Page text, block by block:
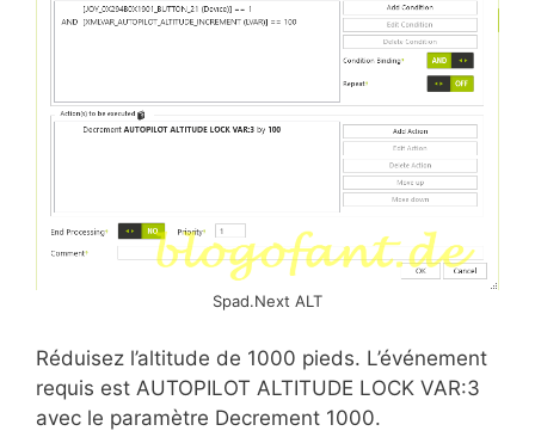
Spad.Next ALT
Réduisez l’altitude de 1000 pieds. L’événement
requis est AUTOPILOT ALTITUDE LOCK VAR:3
avec le paramètre Decrement 1000.